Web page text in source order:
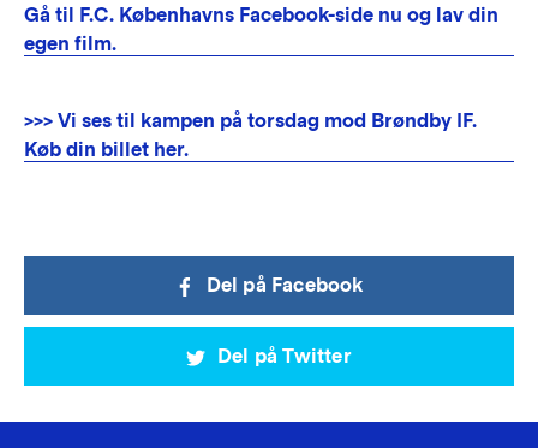
Gå til F.C. Københavns Facebook-side nu og lav din
egen film.
>>> Vi ses til kampen på torsdag mod Brøndby IF.
Køb din billet her.
Del på Facebook
Del på Twitter